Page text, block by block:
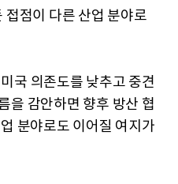
접점이 다른 산업 분야로
국 의존도를 낮추고 중견
을 감안하면 향후 방산 협
분야로도 이어질 여지가